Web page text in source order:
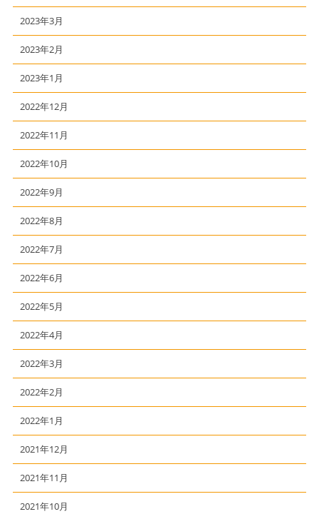
2023年3月
2023年2月
2023年1月
2022年12月
2022年11月
2022年10月
2022年9月
2022年8月
2022年7月
2022年6月
2022年5月
2022年4月
2022年3月
2022年2月
2022年1月
2021年12月
2021年11月
2021年10月